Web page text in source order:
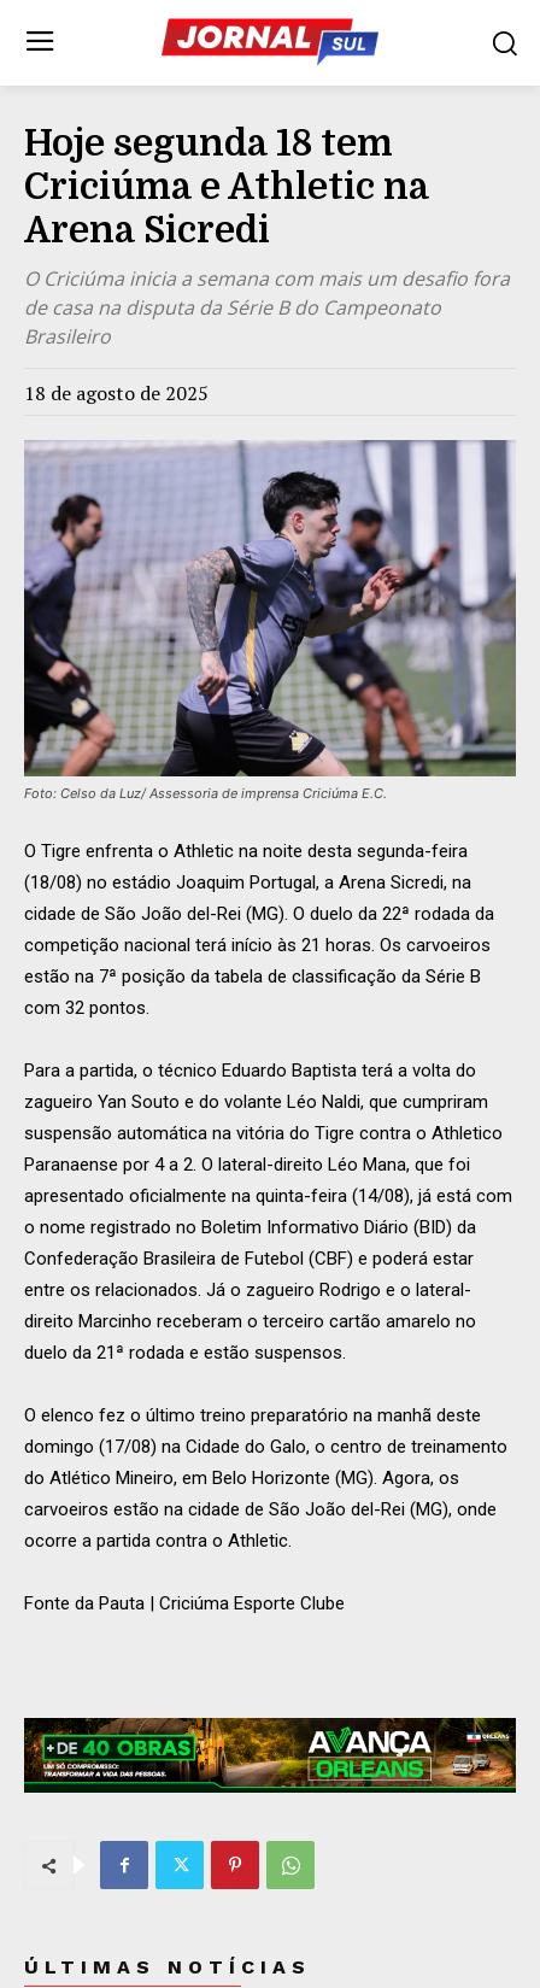
Hoje segunda 18 tem
Criciúma e Athletic na
Arena Sicredi
O Criciúma inicia a semana com mais um desafio fora
de casa na disputa da Série B do Campeonato
Brasileiro
18 de agosto de 2025
Foto: Celso da Luz/ Assessoria de imprensa Criciúma E.C.
O Tigre enfrenta o Athletic na noite desta segunda-feira
(18/08) no estádio Joaquim Portugal, a Arena Sicredi, na
cidade de São João del-Rei (MG). O duelo da 22ª rodada da
competição nacional terá início às 21 horas. Os carvoeiros
estão na 7ª posição da tabela de classificação da Série B
com 32 pontos.
Para a partida, o técnico Eduardo Baptista terá a volta do
zagueiro Yan Souto e do volante Léo Naldi, que cumpriram
suspensão automática na vitória do Tigre contra o Athletico
Paranaense por 4 a 2. O lateral-direito Léo Mana, que foi
apresentado oficialmente na quinta-feira (14/08), já está com
o nome registrado no Boletim Informativo Diário (BID) da
Confederação Brasileira de Futebol (CBF) e poderá estar
entre os relacionados. Já o zagueiro Rodrigo e o lateral-
direito Marcinho receberam o terceiro cartão amarelo no
duelo da 21ª rodada e estão suspensos.
O elenco fez o último treino preparatório na manhã deste
domingo (17/08) na Cidade do Galo, o centro de treinamento
do Atlético Mineiro, em Belo Horizonte (MG). Agora, os
carvoeiros estão na cidade de São João del-Rei (MG), onde
ocorre a partida contra o Athletic.
Fonte da Pauta | Criciúma Esporte Clube
ÚLTIMAS NOTÍCIAS